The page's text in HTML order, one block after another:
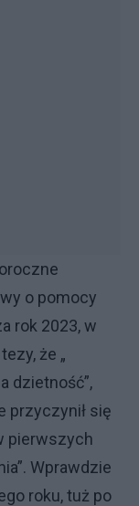
o pomocy
rok 2023, w
że „
dzietność”,
przyczynił się
pierwszych
Wprawdzie
roku, tuż po